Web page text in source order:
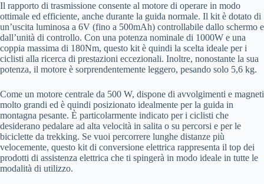
Il rapporto di trasmissione consente al motore di operare in modo
ottimale ed efficiente, anche durante la guida normale. Il kit è dotato di
un’uscita luminosa a 6V (fino a 500mAh) controllabile dallo schermo e
dall’unità di controllo. Con una potenza nominale di 1000W e una
coppia massima di 180Nm, questo kit è quindi la scelta ideale per i
ciclisti alla ricerca di prestazioni eccezionali. Inoltre, nonostante la sua
potenza, il motore è sorprendentemente leggero, pesando solo 5,6 kg.
Come un motore centrale da 500 W, dispone di avvolgimenti e magneti
molto grandi ed è quindi posizionato idealmente per la guida in
montagna pesante. È particolarmente indicato per i ciclisti che
desiderano pedalare ad alta velocità in salita o su percorsi e per le
biciclette da trekking. Se vuoi percorrere lunghe distanze più
velocemente, questo kit di conversione elettrica rappresenta il top dei
prodotti di assistenza elettrica che ti spingerà in modo ideale in tutte le
modalità di utilizzo.